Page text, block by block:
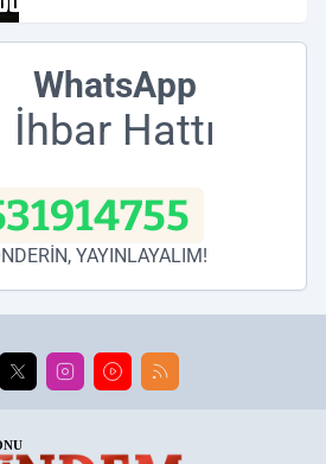
WhatsApp
İhbar Hattı
YAYINLAYALIM!